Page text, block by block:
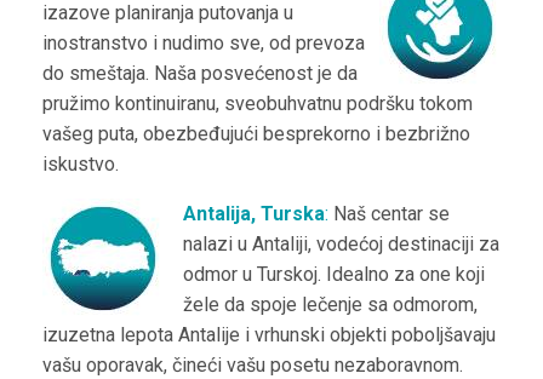
izazove planiranja putovanja u
inostranstvo i nudimo sve, od prevoza
do smeštaja. Naša posvećenost je da
pružimo kontinuiranu, sveobuhvatnu podršku tokom
vašeg puta, obezbeđujući besprekorno i bezbrižno
iskustvo.
Antalija, Turska: Naš centar se
nalazi u Antaliji, vodećoj destinaciji za
odmor u Turskoj. Idealno za one koji
žele da spoje lečenje sa odmorom,
izuzetna lepota Antalije i vrhunski objekti poboljšavaju
vašu oporavak, čineći vašu posetu nezaboravnom.